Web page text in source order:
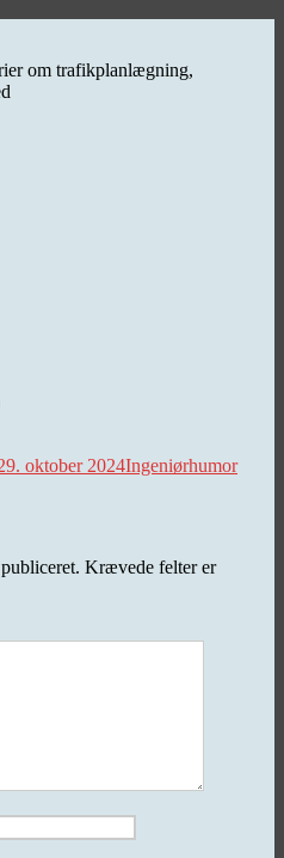
om trafikplanlægning,
oktober 2024Ingeniørhumor
Krævede felter er